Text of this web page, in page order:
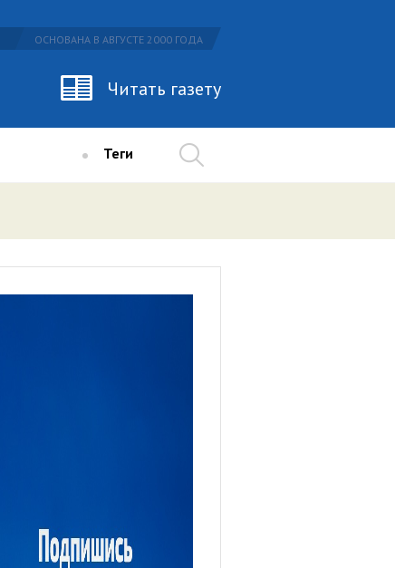
ОСНОВАНА В АВГУСТЕ 2000 ГОДА
Читать газету
Теги